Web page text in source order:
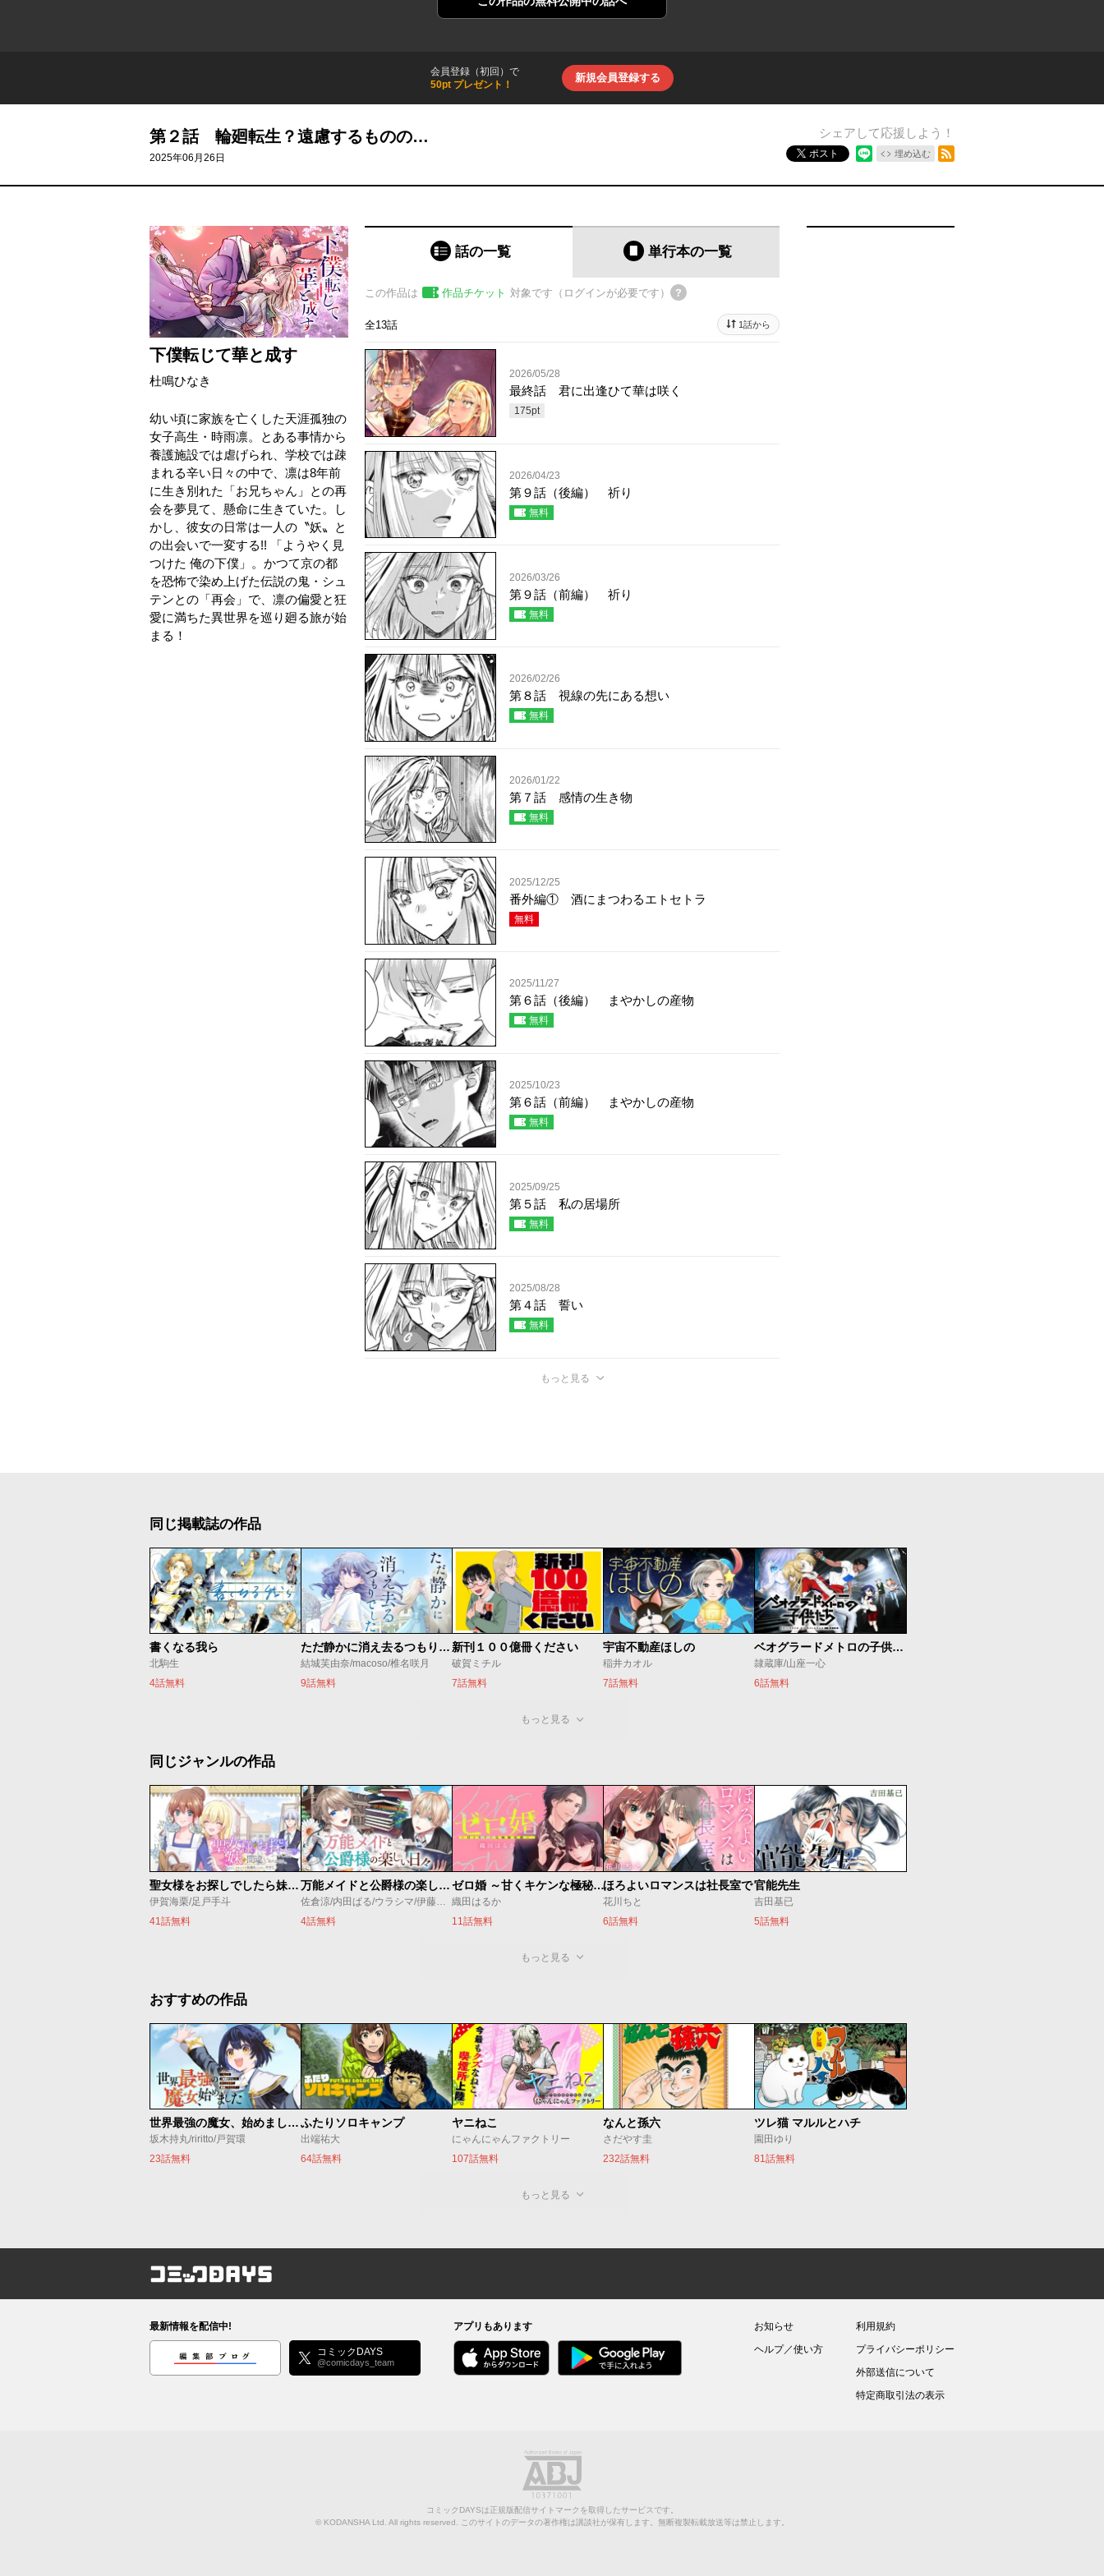
会員登録（初回）で
50pt プレゼント！
新規会員登録する
第２話 輪廻転生？遠慮するものの…
2025年06月26日
シェアして応援しよう！
ポスト 埋め込む
下僕転じて華と成す
杜鳴ひなき
幼い頃に家族を亡くした天涯孤独の
女子高生・時雨凛。とある事情から
養護施設では虐げられ、学校では疎
まれる辛い日々の中で、凛は8年前
に生き別れた「お兄ちゃん」との再
会を夢見て、懸命に生きていた。し
かし、彼女の日常は一人の〝妖〟と
の出会いで一変する!! 「ようやく見
つけた 俺の下僕」。かつて京の都
を恐怖で染め上げた伝説の鬼・シュ
テンとの「再会」で、凛の偏愛と狂
愛に満ちた異世界を巡り廻る旅が始
まる！
話の一覧 単行本の一覧
この作品は 作品チケット 対象です（ログインが必要です）
全13話 1話から
2026/05/28
最終話 君に出逢ひて華は咲く
175pt
2026/04/23
第９話（後編） 祈り
無料
2026/03/26
第９話（前編） 祈り
無料
2026/02/26
第８話 視線の先にある想い
無料
2026/01/22
第７話 感情の生き物
無料
2025/12/25
番外編① 酒にまつわるエトセトラ
無料
2025/11/27
第６話（後編） まやかしの産物
無料
2025/10/23
第６話（前編） まやかしの産物
無料
2025/09/25
第５話 私の居場所
無料
2025/08/28
第４話 誓い
無料
もっと見る
同じ掲載誌の作品
書くなる我ら
北駒生
4話無料
ただ静かに消え去るつもりでした
結城芙由奈/macoso/椎名咲月
9話無料
新刊１００億冊ください
破賀ミチル
7話無料
宇宙不動産ほしの
稲井カオル
7話無料
ベオグラードメトロの子供たち
隷蔵庫/山座一心
6話無料
もっと見る
同じジャンルの作品
聖女様をお探しでしたら妹で間違いありません。さあどうぞお連れください、今すぐ。
伊賀海栗/足戸手斗
41話無料
万能メイドと公爵様の楽しい日々
4話無料
ゼロ婚 ～甘くキケンな極秘任務～
織田はるか
11話無料
ほろよいロマンスは社長室で
花川ちと
6話無料
官能先生
吉田基已
5話無料
もっと見る
おすすめの作品
世界最強の魔女、始めました ～私だけ『攻略サイト』を見れる世界で自由に生きます～
坂木持丸/riritto/戸賀環
23話無料
ふたりソロキャンプ
出端祐大
64話無料
ヤニねこ
にゃんにゃんファクトリー
107話無料
なんと孫六
さだやす圭
232話無料
ツレ猫 マルルとハチ
園田ゆり
81話無料
もっと見る
コミックDAYS
最新情報を配信中!
編集部ブログ コミックDAYS
@comicdays_team
アプリもあります
お知らせ
ヘルプ／使い方
利用規約
プライバシーポリシー
外部送信について
特定商取引法の表示
コミックDAYSは正規版配信サイトマークを取得したサービスです。
© KODANSHA Ltd. All rights reserved. このサイトのデータの著作権は講談社が保有します。無断複製転載放送等は禁止します。